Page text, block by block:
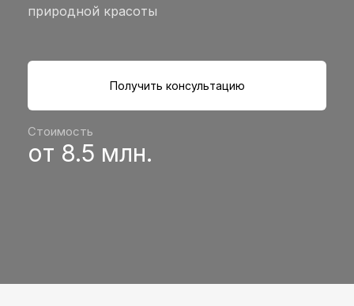
природной красоты
Стоимость
от 8.5 млн.
Получить консультацию